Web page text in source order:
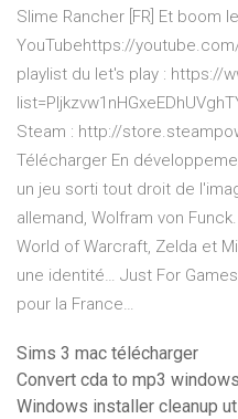
Slime Rancher [FR] Et boom
YouTubehttps://
playlist du let's play : https://
Steam : http://
Télécharger En
un jeu sorti tout droit de
allemand, Wolfram von
World of Warcraft, Zelda et
une identité… Just For
pour la France…
Sims 3 mac télécharger
Convert cda to mp3
Windows installer cleanup